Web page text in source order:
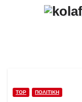
TOP ΠΟΛΙΤΙΚΉ